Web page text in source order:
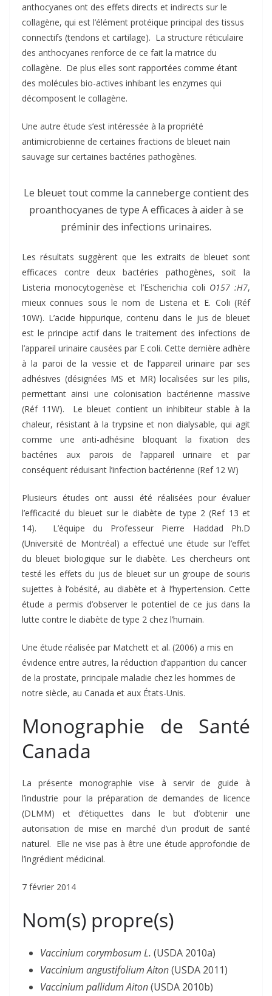
anthocyanes ont des effets directs et indirects sur le
collagène, qui est l’élément protéique principal des tissus
connectifs (tendons et cartilage). La structure réticulaire
des anthocyanes renforce de ce fait la matrice du
collagène. De plus elles sont rapportées comme étant
des molécules bio-actives inhibant les enzymes qui
décomposent le collagène.
Une autre étude s’est intéressée à la propriété
antimicrobienne de certaines fractions de bleuet nain
sauvage sur certaines bactéries pathogènes.
Le bleuet tout comme la canneberge contient des
proanthocyanes de type A efficaces à aider à se
préminir des infections urinaires.
Les résultats suggèrent que les extraits de bleuet sont
efficaces contre deux bactéries pathogènes, soit la
Listeria monocytogenèse et l’Escherichia coli O157 :H7,
mieux connues sous le nom de Listeria et E. Coli (Réf
10W). L’acide hippurique, contenu dans le jus de bleuet
est le principe actif dans le traitement des infections de
l’appareil urinaire causées par E coli. Cette dernière adhère
à la paroi de la vessie et de l’appareil urinaire par ses
adhésives (désignées MS et MR) localisées sur les pilis,
permettant ainsi une colonisation bactérienne massive
(Réf 11W). Le bleuet contient un inhibiteur stable à la
chaleur, résistant à la trypsine et non dialysable, qui agit
comme une anti-adhésine bloquant la fixation des
bactéries aux parois de l’appareil urinaire et par
conséquent réduisant l’infection bactérienne (Ref 12 W)
Plusieurs études ont aussi été réalisées pour évaluer
l’efficacité du bleuet sur le diabète de type 2 (Ref 13 et
14). L’équipe du Professeur Pierre Haddad Ph.D
(Université de Montréal) a effectué une étude sur l’effet
du bleuet biologique sur le diabète. Les chercheurs ont
testé les effets du jus de bleuet sur un groupe de souris
sujettes à l’obésité, au diabète et à l’hypertension. Cette
étude a permis d’observer le potentiel de ce jus dans la
lutte contre le diabète de type 2 chez l’humain.
Une étude réalisée par Matchett et al. (2006) a mis en
évidence entre autres, la réduction d’apparition du cancer
de la prostate, principale maladie chez les hommes de
notre siècle, au Canada et aux États-Unis.
Monographie de Santé
Canada
La présente monographie vise à servir de guide à
l’industrie pour la préparation de demandes de licence
(DLMM) et d’étiquettes dans le but d’obtenir une
autorisation de mise en marché d’un produit de santé
naturel. Elle ne vise pas à être une étude approfondie de
l’ingrédient médicinal.
7 février 2014
Nom(s) propre(s)
Vaccinium corymbosum L. (USDA 2010a)
Vaccinium angustifolium Aiton(USDA 2011)
Vaccinium pallidum Aiton(USDA 2010b)